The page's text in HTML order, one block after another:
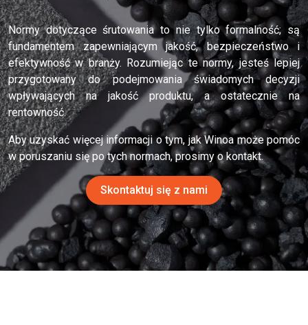
Normy dotyczące śrutowania to nie tylko formalność; są
fundamentem zapewniającym jakość, bezpieczeństwo i
efektywność w branży. Rozumiejąc te normy, jesteś lepiej
przygotowany do podejmowania świadomych decyzji
wpływających na jakość produktu, a ostatecznie na
rentowność.
Aby uzyskać więcej informacji o tym, jak Winoa może pomóc
w poruszaniu się po tych normach, prosimy o kontakt.
Skontaktuj się z nami